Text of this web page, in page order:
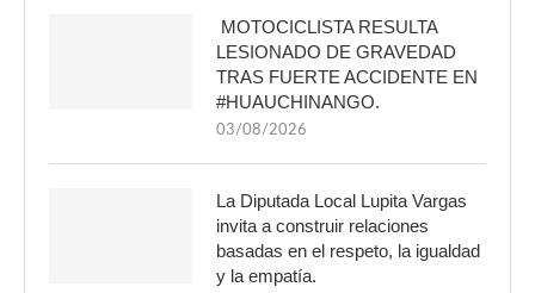
MOTOCICLISTA RESULTA
LESIONADO DE GRAVEDAD
TRAS FUERTE ACCIDENTE EN
#HUAUCHINANGO.
03/08/2026
La Diputada Local Lupita Vargas
invita a construir relaciones
basadas en el respeto, la igualdad
y la empatía.